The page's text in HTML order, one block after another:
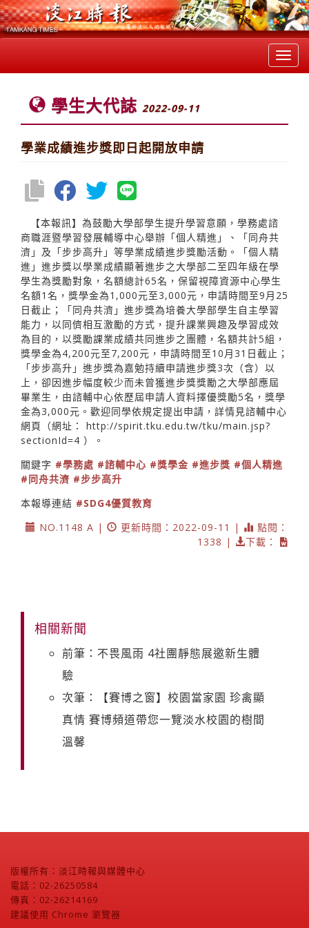
學生大代誌 2022-09-11
學業成績進步獎即日起開放申請
【本報訊】為鼓勵大學部學生提升學習意願，學務處諮
商職涯暨學習發展輔導中心舉辦「個人精進」、「同舟共
濟」及「步步高升」等學業成績進步獎勵活動。「個人精
進」進步獎以學業成績顯著進步之大學部二至四年級在學
學生為獎勵對象，名額總計65名，保留視障資源中心學生
名額1名，獎學金為1,000元至3,000元，申請時間至9月25
日截止；「同舟共濟」進步獎為培養大學部學生自主學習
能力，以同儕相互激勵的方式，提升課業興趣及學習成效
為目的，以獎勵課業成績共同進步之團體，名額共計5組，
獎學金為4,200元至7,200元，申請時間至10月31日截止；
「步步高升」進步獎為嘉勉持續申請進步獎3次（含）以
上，卻因進步幅度較少而未曾獲進步獎獎勵之大學部應屆
畢業生，由諮輔中心依歷屆申請人資料擇優獎勵5名，獎學
金為3,000元。歡迎同學依規定提出申請，詳情見諮輔中心
網頁（網址： http://spirit.tku.edu.tw/tku/main.jsp?
sectionId=4 ）。
關鍵字 #學務處 #諮輔中心 #獎學金 #進步獎 #個人精進
#同舟共濟 #步步高升
本報導連結 #SDG4優質教育
NO.1148 A |
更新時間：2022-09-11 |
點閱：
1338 |
下載：
相關新聞
前筆：不畏風雨 4社團靜態展邀新生體
驗
次筆：【賽博之窗】校園當家園 珍禽顯
真情 賽博頻道帶您一覽淡水校園的樹間
溫馨
版權所有：淡江時報與媒體中心
電話：02-26250584
傳真：02-26214169
建議使用 Chrome 瀏覽器